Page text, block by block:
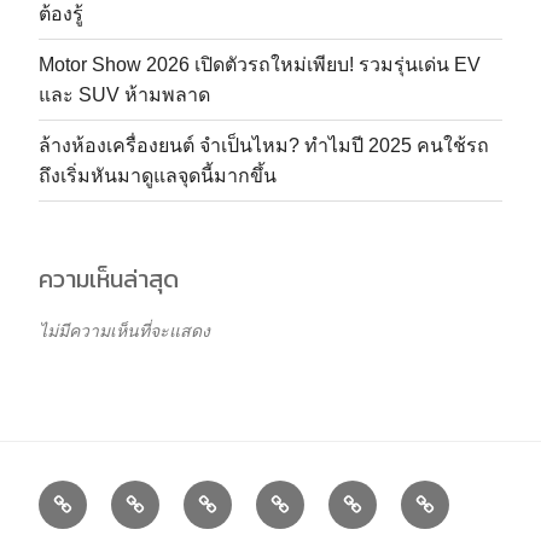
ต้องรู้
Motor Show 2026 เปิดตัวรถใหม่เพียบ! รวมรุ่นเด่น EV
และ SUV ห้ามพลาด
ล้างห้องเครื่องยนต์ จำเป็นไหม? ทำไมปี 2025 คนใช้รถ
ถึงเริ่มหันมาดูแลจุดนี้มากขึ้น
ความเห็นล่าสุด
ไม่มีความเห็นที่จะแสดง